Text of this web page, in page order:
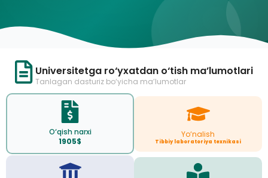
Universitetga ro‘yxatdan o‘tish ma’lumotlari
Tanlagan dasturiz bo‘yicha ma’lumotlar
O‘qish narxi
1905$
Yo‘nalish
Tibbiy laboratoriya texnikasi